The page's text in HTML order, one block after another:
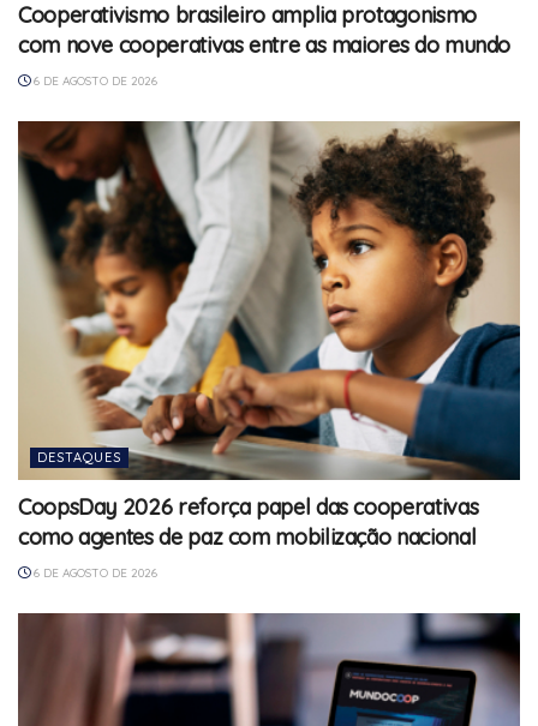
Cooperativismo brasileiro amplia protagonismo
com nove cooperativas entre as maiores do mundo
6 DE AGOSTO DE 2026
DESTAQUES
CoopsDay 2026 reforça papel das cooperativas
como agentes de paz com mobilização nacional
6 DE AGOSTO DE 2026